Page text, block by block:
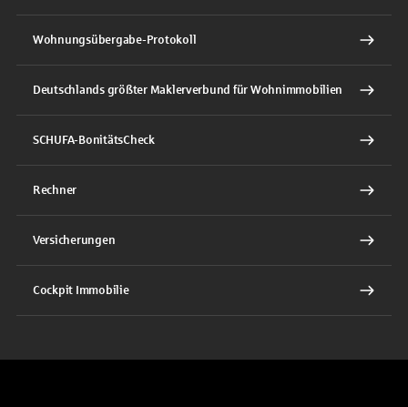
Wohnungsübergabe-Protokoll
Deutschlands größter Maklerverbund für Wohnimmobilien
SCHUFA-BonitätsCheck
Rechner
Versicherungen
Cockpit Immobilie